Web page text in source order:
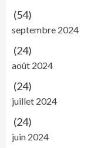
(54)
septembre 2024
(24)
août 2024
(24)
juillet 2024
(24)
juin 2024